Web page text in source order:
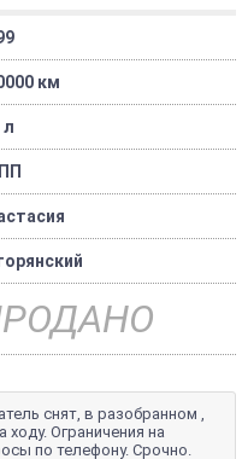
км
л
снят, в разобранном ,
ходу. Ограничения на
по телефону. Срочно.